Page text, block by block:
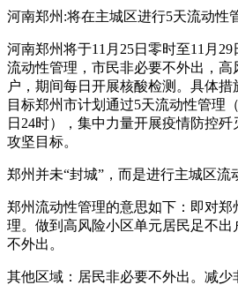
河南郑州:将在主城区进行5天流动性
河南郑州将于11月25日零时至11月
流动性管理，市民非必要不外出，高
户，期间每日开展核酸检测。具体
目标郑州市计划通过5天流动性管理
日24时），集中力量开展疫情防控歼
攻坚目标。
郑州并未“封城”，而是进行主城区流
郑州流动性管理的意思如下：即对
理。做到高风险小区单元居民足不
不外出。
其他区域：居民非必要不外出。减